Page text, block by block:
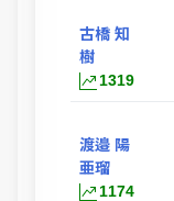
古橋 知
樹
1319
渡邉 陽
亜瑠
1174